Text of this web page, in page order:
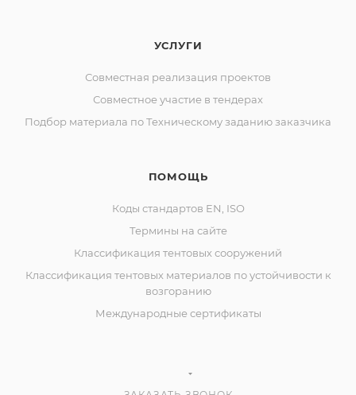
УСЛУГИ
Совместная реализация проектов
Совместное участие в тендерах
Подбор материала по Техническому заданию заказчика
ПОМОЩЬ
Коды стандартов EN, ISO
Термины на сайте
Классификация тентовых сооружений
Классификация тентовых материалов по устойчивости к
возгоранию
Международные сертификаты